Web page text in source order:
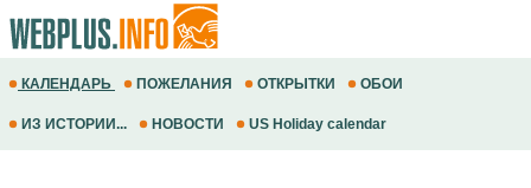
КАЛЕНДАРЬ ПОЖЕЛАНИЯ ОТКРЫТКИ ОБОИ
ИЗ ИСТОРИИ... НОВОСТИ US Holiday calendar